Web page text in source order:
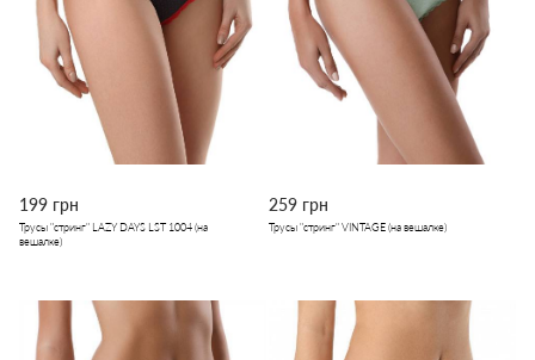
199 грн
Трусы "стринг" LAZY DAYS LST 1004 (на
вешалке)
259 грн
Трусы "стринг" VINTAGE (на вешалке)